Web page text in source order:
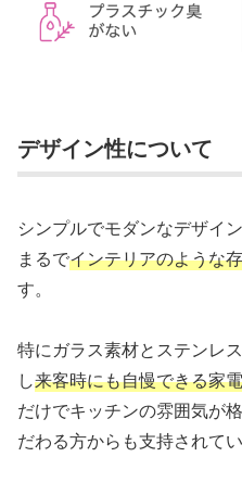
デザイン性について
シンプルでモダンなデザイ
まるでインテリアのような
す。
特にガラス素材とステンレ
し来客時にも自慢できる家電
だけでキッチンの雰囲気が
だわる方からも支持されてい